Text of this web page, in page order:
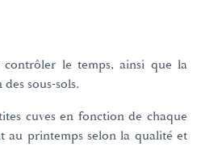
contrôler le temps, ainsi que la
sous-sols.
cuves en fonction de chaque
au printemps selon la qualité et